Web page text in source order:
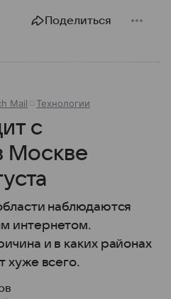
Поделиться
Mail Технологии
с
Москве
наблюдаются
интернетом.
и в каких районах
хуже всего.